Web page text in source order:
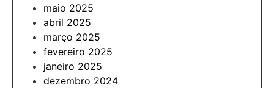
maio 2025
abril 2025
março 2025
fevereiro 2025
janeiro 2025
dezembro 2024